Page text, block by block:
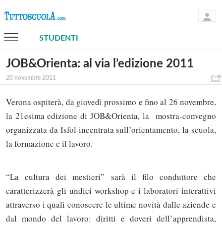
STUDENTI
JOB&Orienta: al via l’edizione 2011
20 novembre 2011
Verona ospiterà, da giovedì prossimo e fino al 26 novembre,
la 21esima edizione di JOB&Orienta, la mostra-convegno
organizzata da Isfol incentrata sull’orientamento, la scuola,
la formazione e il lavoro.
“La cultura dei mestieri” sarà il filo conduttore che
caratterizzerà gli undici workshop e i laboratori interattivi
attraverso i quali conoscere le ultime novità dalle aziende e
dal mondo del lavoro: diritti e doveri dell’apprendista,